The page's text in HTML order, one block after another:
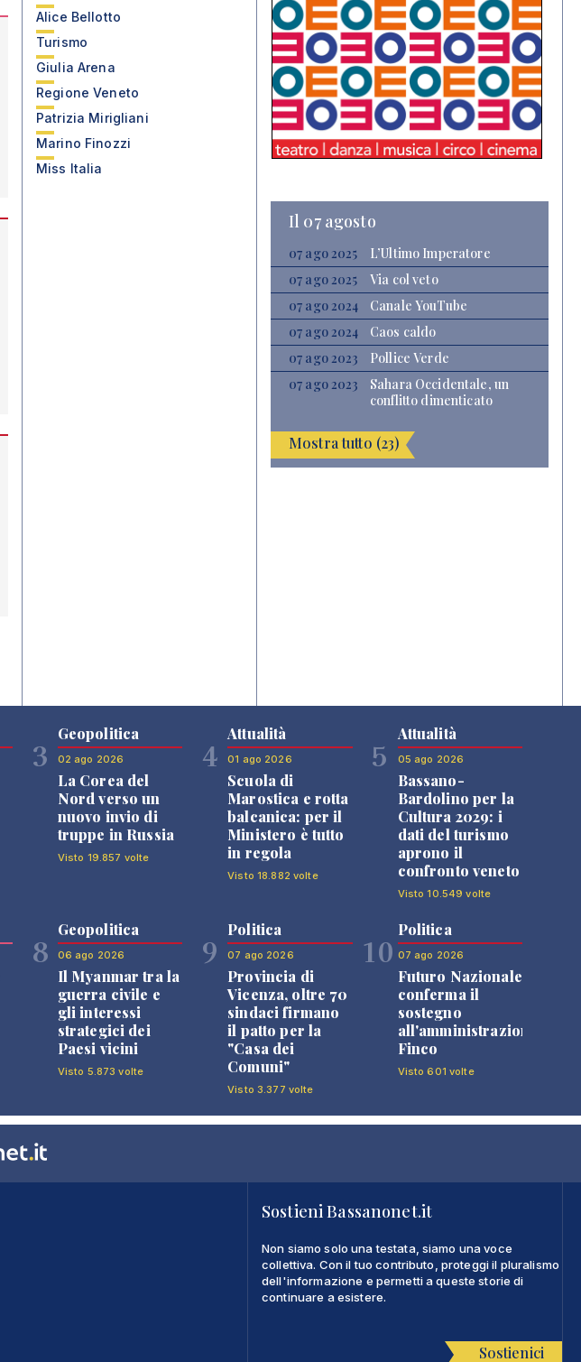
Alice Bellotto
Turismo
Giulia Arena
Regione Veneto
Patrizia Mirigliani
Marino Finozzi
Miss Italia
Il 07 agosto
07 ago 2025
L’Ultimo Imperatore
07 ago 2025
Via col veto
07 ago 2024
Canale YouTube
07 ago 2024
Caos caldo
07 ago 2023
Pollice Verde
07 ago 2023
Sahara Occidentale, un
conflitto dimenticato
Mostra tutto (23)
3
Geopolitica
02 ago 2026
La Corea del
Nord verso un
nuovo invio di
truppe in Russia
Visto 19.857 volte
4
Attualità
01 ago 2026
Scuola di
Marostica e rotta
balcanica: per il
Ministero è tutto
in regola
Visto 18.882 volte
5
Attualità
05 ago 2026
Bassano-
Bardolino per la
Cultura 2029: i
dati del turismo
aprono il
confronto veneto
Visto 10.549 volte
8
Geopolitica
06 ago 2026
Il Myanmar tra la
guerra civile e
gli interessi
strategici dei
Paesi vicini
Visto 5.873 volte
9
Politica
07 ago 2026
Provincia di
Vicenza, oltre 70
sindaci firmano
il patto per la
"Casa dei
Comuni"
Visto 3.377 volte
10
Politica
07 ago 2026
Futuro Nazionale
conferma il
sostegno
all'amministrazione
Finco
Visto 601 volte
Sostieni Bassanonet.it
Non siamo solo una testata, siamo una voce
collettiva. Con il tuo contributo, proteggi il pluralismo
dell'informazione e permetti a queste storie di
continuare a esistere.
Sostienici